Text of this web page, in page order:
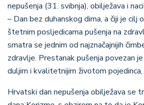
nepušenja (31. svibnja), obilježava i
– Dan bez duhanskog dima, a čiji je
štetnim posljedicama pušenja na
smatra se jednim od najznačajnijih
zdravlje. Prestanak pušenja povezan
duljim i kvalitetnijim životom
Hrvatski dan nepušenja obilježava se